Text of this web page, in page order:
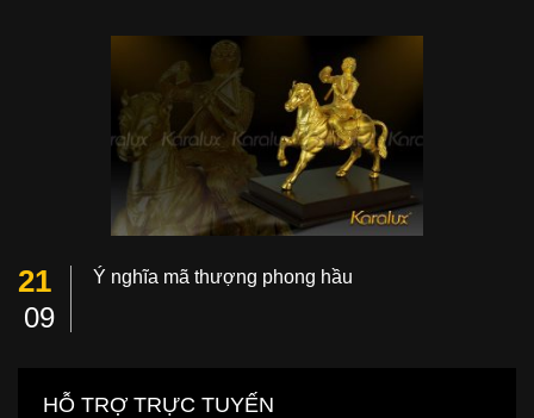
21
09
Ý nghĩa mã thượng phong hầu
HỖ TRỢ TRỰC TUYẾN